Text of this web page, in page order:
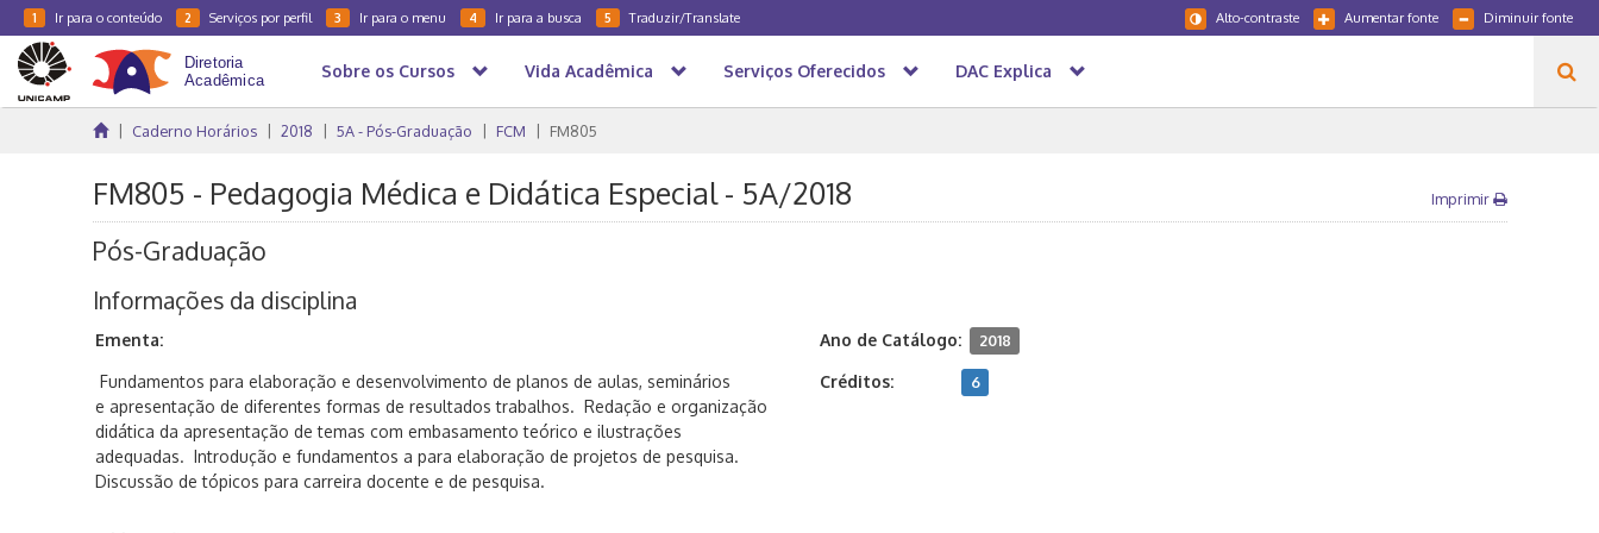
1 Ir para o conteúdo 2 Serviços por perfil 3 Ir para o menu 4 Ir para a busca 5 Traduzir/Translate Diminuir fonte
Aumentar fonte
Alto-contraste
Sobre os Cursos Vida Acadêmica Serviços Oferecidos DAC Explica
Caderno Horários 2018 5A - Pós-Graduação FCM FM805
FM805 - Pedagogia Médica e Didática Especial - 5A/2018 Imprimir
Pós-Graduação
Informações da disciplina
Ementa:
Fundamentos para elaboração e desenvolvimento de planos de aulas, seminários
e apresentação de diferentes formas de resultados trabalhos. Redação e organização
didática da apresentação de temas com embasamento teórico e ilustrações
adequadas. Introdução e fundamentos a para elaboração de projetos de pesquisa.
Discussão de tópicos para carreira docente e de pesquisa.
Ano de Catálogo: 2018
Créditos: 6